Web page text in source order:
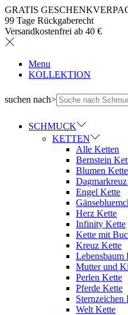
GRATIS
99 Tage Rückgaberecht
Versandkostenfrei ab 40 €
Menu
KOLLEKTION
suchen nach>
SCHMUCK
KETTEN
Alle Ketten
Bernstein
Blumen Kette
Engel Kette
Herz Kette
Infinity Kette
Kette mit
Kreuz Kette
Lebensbaum
Mutter und
Perlen Kette
Pferde Kette
Sternzeichen
Welt Kette